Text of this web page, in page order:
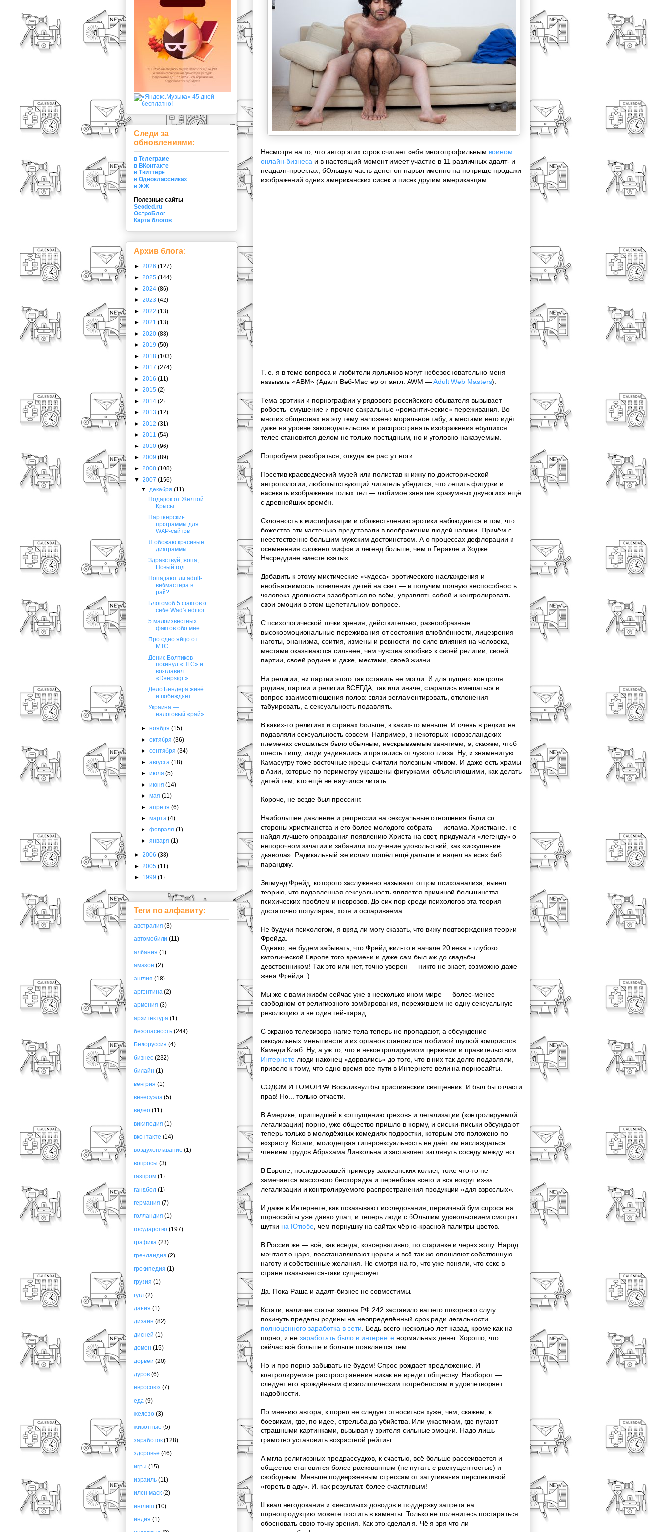
Несмотря на то, что автор этих строк считает себя многопрофильным воином
онлайн-бизнеса и в настоящий момент имеет участие в 11 различных адалт- и
неадалт-проектах, бОльшую часть денег он нарыл именно на поприще продажи
изображений одних американских сисек и писек другим американцам.
Т. е. я в теме вопроса и любители ярлычков могут небезосновательно меня
называть «АВМ» (Адалт Веб-Мастер от англ. AWM —Adult Web Masters).
Тема эротики и порнографии у рядового российского обывателя вызывает
робость, смущение и прочие сакральные «романтические» переживания. Во
многих обществах на эту тему наложено моральное табу, а местами вето идёт
даже на уровне законодательства и распространять изображения ебущихся
телес становится делом не только постыдным, но и уголовно наказуемым.
Попробуем разобраться, откуда же растут ноги.
Посетив краеведческий музей или полистав книжку по доисторической
антропологии, любопытствующий читатель убедится, что лепить фигурки и
насекать изображения голых тел — любимое занятие «разумных двуногих» ещё
с древнейших времён.
Склонность к мистификации и обожествлению эротики наблюдается в том, что
божества эти частенько представали в воображении людей нагими. Причём с
неестественно большим мужским достоинством. А о процессах дефлорации и
осеменения сложено мифов и легенд больше, чем о Геракле и Ходже
Насреддине вместе взятых.
Добавить к этому мистические «чудеса» эротического наслаждения и
необъяснимость появления детей на свет — и получим полную неспособность
человека древности разобраться во всём, управлять собой и контролировать
свои эмоции в этом щепетильном вопросе.
С психологической точки зрения, действительно, разнообразные
высокоэмоциональные переживания от состояния влюблённости, лицезрения
наготы, онанизма, соития, измены и ревности, по силе влияния на человека,
местами оказываются сильнее, чем чувства «любви» к своей религии, своей
партии, своей родине и даже, местами, своей жизни.
Ни религии, ни партии этого так оставить не могли. И для пущего контроля
родина, партии и религии ВСЕГДА, так или иначе, старались вмешаться в
вопрос взаимоотношения полов: связи регламентировать, отклонения
табуировать, а сексуальность подавлять.
В каких-то религиях и странах больше, в каких-то меньше. И очень в редких не
подавляли сексуальность совсем. Например, в некоторых новозеландских
племенах сношаться было обычным, нескрываемым занятием, а, скажем, чтоб
поесть пищу, люди уединялись и прятались от чужого глаза. Ну, и знаменитую
Камасутру тоже восточные жрецы считали полезным чтивом. И даже есть храмы
в Азии, которые по периметру украшены фигурками, объясняющими, как делать
детей тем, кто ещё не научился читать.
Короче, не везде был прессинг.
Наибольшее давление и репрессии на сексуальные отношения были со
стороны христианства и его более молодого собрата — ислама. Христиане, не
найдя лучшего оправдания появлению Христа на свет, придумали «легенду» о
непорочном зачатии и забанили получение удовольствий, как «искушение
дьявола». Радикальный же ислам пошёл ещё дальше и надел на всех баб
паранджу.
Зигмунд Фрейд, которого заслуженно называют отцом психоанализа, вывел
теорию, что подавленная сексуальность является причиной большинства
психических проблем и неврозов. До сих пор среди психологов эта теория
достаточно популярна, хотя и оспариваема.
Не будучи психологом, я вряд ли могу сказать, что вижу подтверждения теории
Фрейда.
Однако, не будем забывать, что Фрейд жил-то в начале 20 века в глубоко
католической Европе того времени и даже сам был аж до свадьбы
девственником! Так это или нет, точно уверен — никто не знает, возможно даже
жена Фрейда :)
Мы же с вами живём сейчас уже в несколько ином мире — более-менее
свободном от религиозного зомбирования, пережившем не одну сексуальную
революцию и не один гей-парад.
С экранов телевизора нагие тела теперь не пропадают, а обсуждение
сексуальных меньшинств и их органов становится любимой шуткой юмористов
Камеди Клаб. Ну, а уж то, что в неконтролируемом церквями и правительством
Интернете люди наконец «дорвались» до того, что в них так долго подавляли,
привело к тому, что одно время все пути в Интернете вели на порносайты.
СОДОМ И ГОМОРРА! Воскликнул бы христианский священник. И был бы отчасти
прав! Но... только отчасти.
В Америке, пришедшей к «отпущению грехов» и легализации (контролируемой
легализации) порно, уже общество пришло в норму, и сиськи-письки обсуждают
теперь только в молодёжных комедиях подростки, которым это положено по
возрасту. Кстати, молодецкая гиперсексуальность не даёт им наслаждаться
чтением трудов Абрахама Линкольна и заставляет заглянуть соседу между ног.
В Европе, последовавшей примеру заокеанских коллег, тоже что-то не
замечается массового беспорядка и переебона всего и вся вокруг из-за
легализации и контролируемого распространения продукции «для взрослых».
И даже в Интернете, как показывают исследования, первичный бум спроса на
порносайты уже давно упал, и теперь люди с бОльшим удовольствием смотрят
шутки на Ютюбе , чем порнушку на сайтах чёрно-красной палитры цветов.
В России же — всё, как всегда, консервативно, по старинке и через жопу. Народ
мечтает о царе, восстанавливают церкви и всё так же опошляют собственную
наготу и собственные желания. Не смотря на то, что уже поняли, что секс в
стране оказывается-таки существует.
Да. Пока Раша и адалт-бизнес не совместимы.
Кстати, наличие статьи закона РФ 242 заставило вашего покорного слугу
покинуть пределы родины на неопределённый срок ради легальности
полноценного заработка в сети . Ведь всего несколько лет назад, кроме как на
порно, и не заработать было в интернете нормальных денег. Хорошо, что
сейчас всё больше и больше появляется тем.
Но и про порно забывать не будем! Спрос рождает предложение. И
контролируемое распространение никак не вредит обществу. Наоборот —
следует его врождённым физиологическим потребностям и удовлетворяет
надобности.
По мнению автора, к порно не следует относиться хуже, чем, скажем, к
боевикам, где, по идее, стрельба да убийства. Или ужастикам, где пугают
страшными картинками, вызывая у зрителя сильные эмоции. Надо лишь
грамотно установить возрастной рейтинг.
А мгла религиозных предрассудков, к счастью, всё больше рассеивается и
общество становится более раскованным (не путать с распущенностью) и
свободным. Меньше подверженным стрессам от запугивания перспективой
«гореть в аду». И, как результат, более счастливым!
Шквал негодования и «весомых» доводов в поддержку запрета на
порнопродукцию можете постить в каменты. Только не поленитесь постараться
обосновать свою точку зрения. Как это сделал я. Чё я зря что ли
Следи за
обновлениями:
в Телеграме
в ВКонтакте
в Твиттере
в Одноклассниках
в ЖЖ
Полезные сайты:
Seoded.ru
ОстроБлог
Карта блогов
Архив блога:
► 2026 (127)
► 2025 (144)
► 2024 (86)
► 2023 (42)
► 2022 (13)
► 2021 (13)
► 2020 (88)
► 2019 (50)
► 2018 (103)
► 2017 (274)
► 2016 (11)
► 2015 (2)
► 2014 (2)
► 2013 (12)
► 2012 (31)
► 2011 (54)
► 2010 (96)
► 2009 (89)
► 2008 (108)
▼ 2007 (156)
▼ декабря(11)
Подарок от Жёлтой
Крысы
Партнёрские
программы для
WAP-сайтов
Я обожаю красивые
диаграммы
Здравствуй, жопа,
Новый год
Попадают ли adult-
вебмастера в
рай?
Блогомоб 5 фактов о
себе Wad's edition
5 малоизвестных
фактов обо мне
Про одно яйцо от
МТС
Денис Болтиков
покинул «НГС» и
возглавил
«Deepsign»
Дело Бендера живёт
и побеждает
Украина —
налоговый «рай»
►ноября(15)
►октября(36)
►сентября(34)
►августа(18)
►июля(5)
►июня(14)
►мая(11)
►апреля(6)
►марта(4)
►февраля(1)
►января(1)
► 2006 (38)
► 2005 (11)
► 1999 (1)
Теги по алфавиту:
австралия (3)
автомобили (11)
албания (1)
амазон (2)
англия (18)
аргентина (2)
армения (3)
архитектура (1)
безопасность (244)
Белоруссия (4)
бизнес (232)
билайн (1)
венгрия (1)
венесуэла (5)
видео (11)
википедия (1)
вконтакте (14)
воздухоплавание (1)
вопросы (3)
газпром (1)
гандбол (1)
германия (7)
голландия (1)
государство (197)
графика (23)
гренландия (2)
грокипедия (1)
грузия (1)
гугл (2)
дания (1)
дизайн (82)
дисней (1)
домен (15)
дорвеи (20)
дуров (6)
евросоюз (7)
еда (9)
железо (3)
животные (5)
заработок (128)
здоровье (46)
игры (15)
израиль (11)
илон маск (2)
инглиш (10)
индия (1)